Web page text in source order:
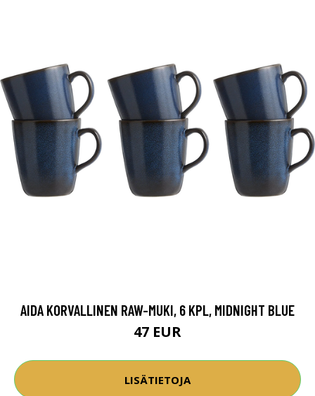
AIDA KORVALLINEN RAW-MUKI, 6 KPL, MIDNIGHT BLUE
47 EUR
LISÄTIETOJA